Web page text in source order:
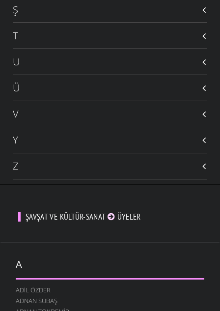
Ş
T
U
Ü
V
Y
Z
ŞAVŞAT VE KÜLTÜR-SANAT ÜYELER
A
ADIL ÖZDER
ADNAN SUBAŞ